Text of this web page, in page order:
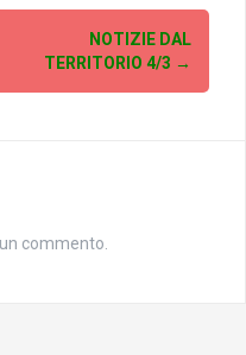
NOTIZIE DAL
TERRITORIO 4/3 →
commento.